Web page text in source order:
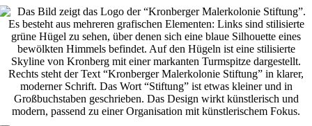
Zum
Inhalt
springen